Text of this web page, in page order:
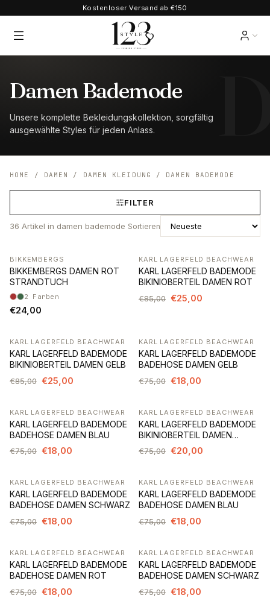
Kostenloser Versand ab €150
Damen Bademode
Unsere komplette Bekleidungskollektion, sorgfältig
ausgewählte Styles für jeden Anlass.
HOME / DAMEN / DAMEN KLEIDUNG / DAMEN BADEMODE
FILTER
36 Artikel in damen bademode Sortieren
BIKKEMBERGS
BIKKEMBERGS DAMEN ROT
STRANDTUCH
2 Farben
€24,00
-71%
KARL LAGERFELD BEACHWEAR
KARL LAGERFELD BADEMODE
BIKINIOBERTEIL DAMEN ROT
€85,00 €25,00
-71%
KARL LAGERFELD BEACHWEAR
KARL LAGERFELD BADEMODE
BIKINIOBERTEIL DAMEN GELB
€85,00 €25,00
-76%
KARL LAGERFELD BEACHWEAR
KARL LAGERFELD BADEMODE
BADEHOSE DAMEN GELB
€75,00 €18,00
-76%
KARL LAGERFELD BEACHWEAR
KARL LAGERFELD BADEMODE
BADEHOSE DAMEN BLAU
€75,00 €18,00
-73%
KARL LAGERFELD BEACHWEAR
KARL LAGERFELD BADEMODE
BIKINIOBERTEIL DAMEN
SCHWARZ
€75,00 €20,00
-76%
KARL LAGERFELD BEACHWEAR
KARL LAGERFELD BADEMODE
BADEHOSE DAMEN SCHWARZ
€75,00 €18,00
-76%
KARL LAGERFELD BEACHWEAR
KARL LAGERFELD BADEMODE
BADEHOSE DAMEN BLAU
€75,00 €18,00
-76%
KARL LAGERFELD BEACHWEAR
KARL LAGERFELD BADEMODE
BADEHOSE DAMEN ROT
€75,00 €18,00
-76%
KARL LAGERFELD BEACHWEAR
KARL LAGERFELD BADEMODE
BADEHOSE DAMEN SCHWARZ
€75,00 €18,00